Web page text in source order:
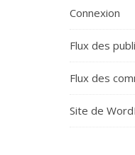
Connexion
Flux des
Flux des
Site de